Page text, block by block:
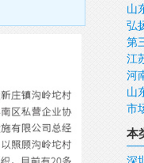
山
动
弘
——
务
第
动
江
体
河
山
展
市
会
本